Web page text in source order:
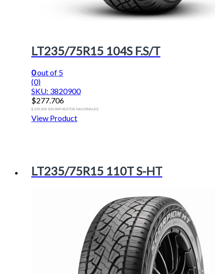
LT235/75R15 104S F.S/T
0out of 5
(0)
SKU: 3820900
$277.706
$ 229.509 SIN IMPUESTOS NACIONALES
View Product
LT235/75R15 110T S-HT